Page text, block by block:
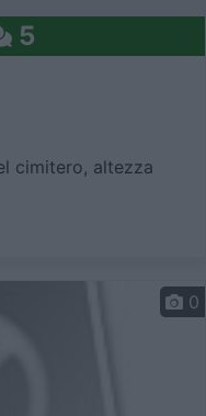
5
cimitero, altezza
0